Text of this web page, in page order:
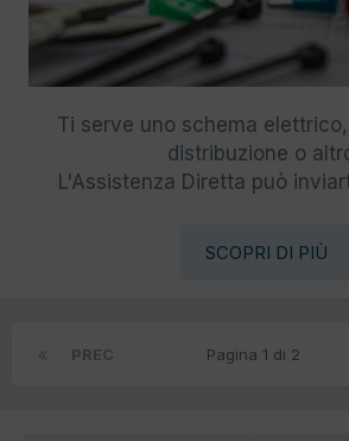
Ti serve uno schema
distribuzione o
L'Assistenza Diretta può
SCOPRI DI PIÙ
PREC Pagina 1 di 2